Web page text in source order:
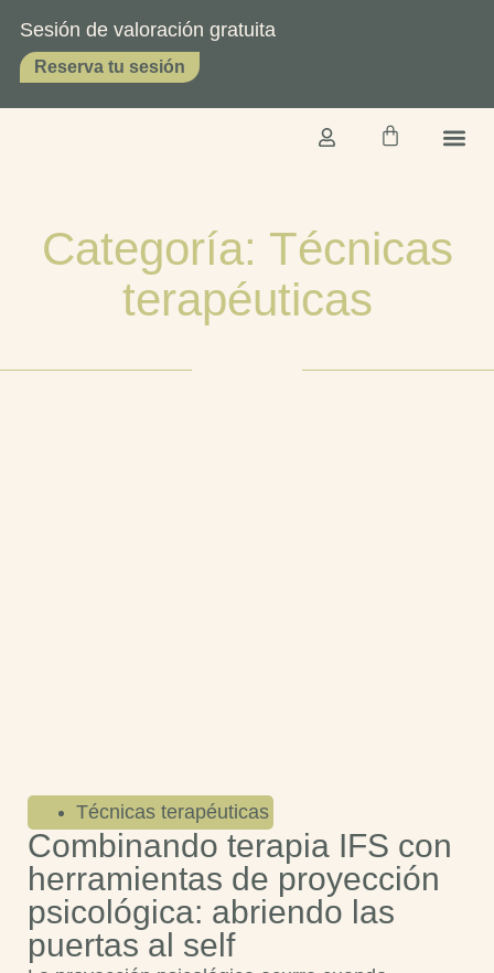
Sesión de valoración gratuita
Reserva tu sesión
Categoría: Técnicas
terapéuticas
Técnicas terapéuticas
Combinando terapia IFS con
herramientas de proyección
psicológica: abriendo las
puertas al self